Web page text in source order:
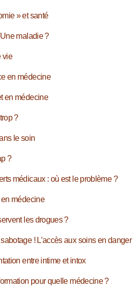
» et santé
maladie ?
vie
en médecine
en médecine
?
le soin
?
médicaux : où est le problème ?
en médecine
les drogues ?
! L’accès aux soins en danger
entre intime et intox
pour quelle médecine ?